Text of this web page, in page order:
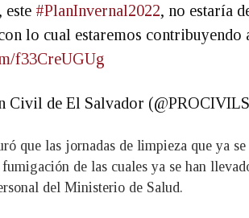
este #PlanInvernal2022, no estaría
lo cual estaremos
f33CreUGUg
Civil de El Salvador
que las jornadas de limpieza que ya
de las cuales ya se han
del Ministerio de Salud.